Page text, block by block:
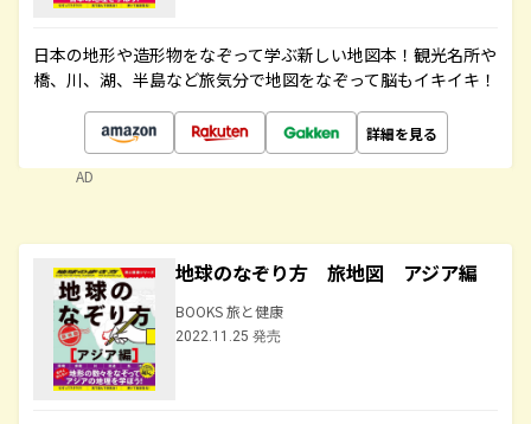
日本の地形や造形物をなぞって学ぶ新しい地図本！観光名所や
橋、川、湖、半島など旅気分で地図をなぞって脳もイキイキ！
詳細を見る
AD
地球のなぞり方 旅地図 アジア編
BOOKS 旅と健康
2022.11.25 発売